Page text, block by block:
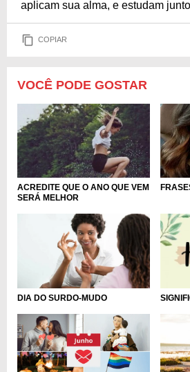
aplicam sua alma, e estudam
COPIAR
VOCÊ PODE GOSTAR
ACREDITE QUE O ANO QUE VEM
SERÁ MELHOR
DIA DO SURDO-MUDO